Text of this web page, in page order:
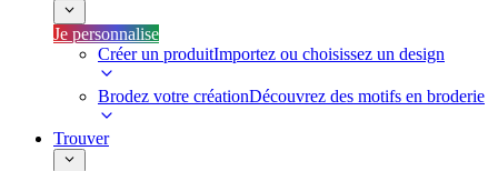
Je personnalise
Créer un produitImportez ou choisissez un design
Brodez votre créationDécouvrez des motifs en broderie
Trouver